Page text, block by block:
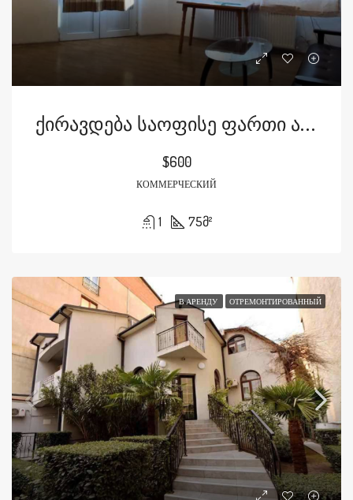
Ქირავდება Საოფისე Ფართი Არაყიშვილის Ქუჩაზე
$600
КОММЕРЧЕСКИЙ
1 75მ²
В АРЕНДУ ОТРЕМОНТИРОВАННЫЙ